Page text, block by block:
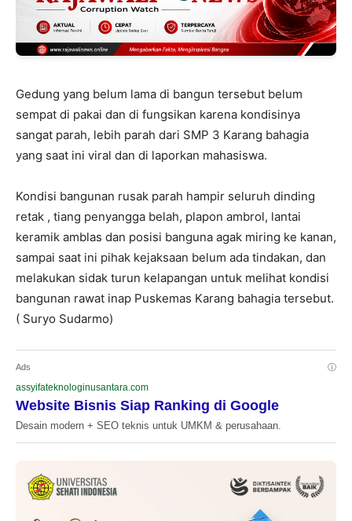
Gedung yang belum lama di bangun tersebut belum
sempat di pakai dan di fungsikan karena kondisinya
sangat parah, lebih parah dari SMP 3 Karang bahagia
yang saat ini viral dan di laporkan mahasiswa.
Kondisi bangunan rusak parah hampir seluruh dinding
retak , tiang penyangga belah, plapon ambrol, lantai
keramik amblas dan posisi banguna agak miring ke kanan,
sampai saat ini pihak kejaksaan belum ada tindakan, dan
melakukan sidak turun kelapangan untuk melihat kondisi
bangunan rawat inap Puskemas Karang bahagia tersebut.
( Suryo Sudarmo)
Ads ⓘ
assyifateknologinusantara.com
Website Bisnis Siap Ranking di Google
Desain modern + SEO teknis untuk UMKM & perusahaan.